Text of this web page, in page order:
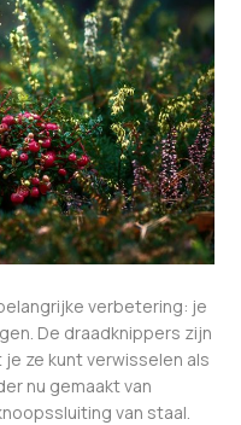
verbetering: je
De draadknippers zijn
ze kunt verwisselen als
nu gemaakt van
van staal.